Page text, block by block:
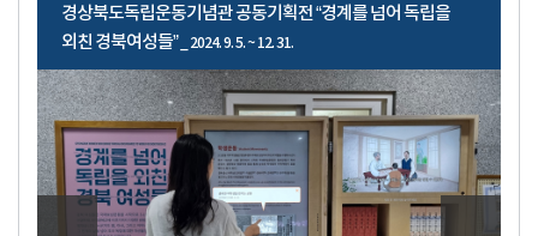
경상북도독립운동기념관 공동기획전 “경계를 넘어 독립을
외친 경북여성들” _ 2024. 9. 5. ~ 12. 31.